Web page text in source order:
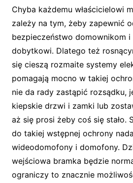
Chyba każdemu właścicielowi
zależy na tym, żeby zapewnić
bezpieczeństwo domownikom i
dobytkowi. Dlatego też
się cieszą rozmaite systemy
pomagają mocno w takiej
nie da rady zastąpić rozsądku,
kiepskie drzwi i zamki lub
aż się prosi żeby coś się stało.
do takiej wstępnej ochrony
wideodomofony i domofony.
wejściowa bramka będzie
ograniczy to znacznie